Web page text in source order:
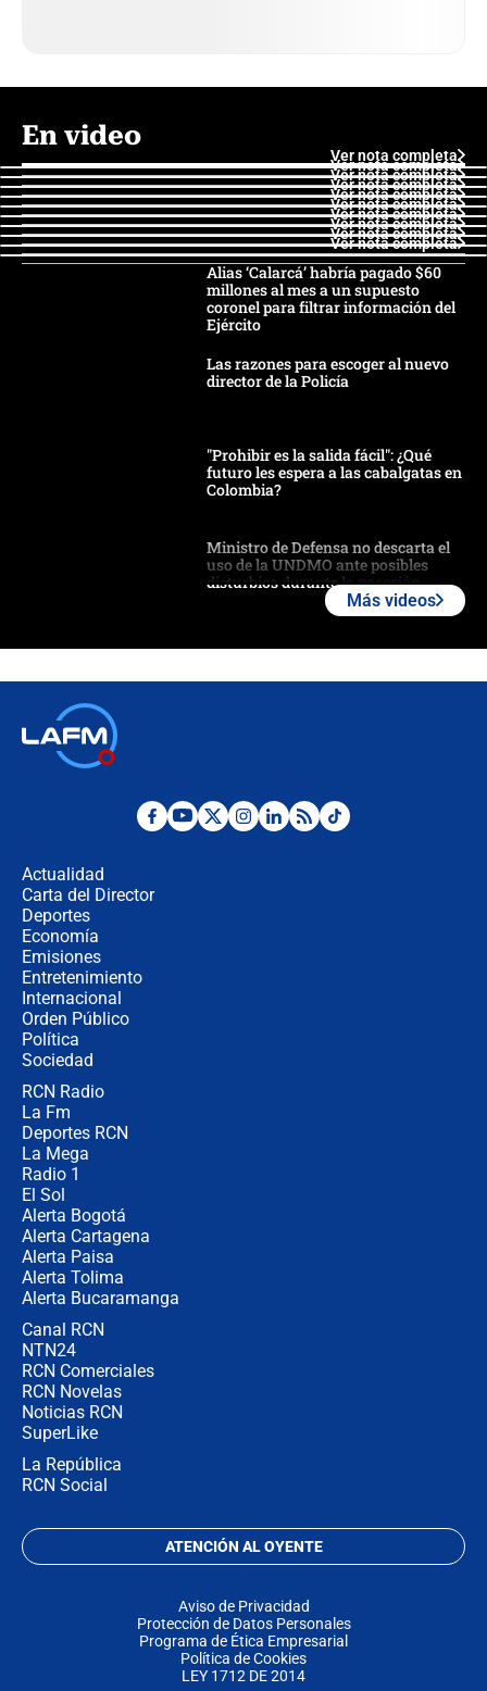
En video
Ver nota completa
Ver nota completa
Ver nota completa
Ver nota completa
Ver nota completa
Ver nota completa
Ver nota completa
Ver nota completa
Ver nota completa
Ver nota completa
Alias ‘Calarcá’ habría pagado $60
millones al mes a un supuesto
coronel para filtrar información del
Ejército
Las razones para escoger al nuevo
director de la Policía
"Prohibir es la salida fácil": ¿Qué
futuro les espera a las cabalgatas en
Colombia?
Ministro de Defensa no descarta el
uso de la UNDMO ante posibles
disturbios durante la posesión
fraude": Auditoría respondió a
Las seis de las 6 con Juan Lozano |
Más videos
Actualidad
Carta del Director
Deportes
Economía
Emisiones
Entretenimiento
Internacional
Orden Público
Política
Sociedad
RCN Radio
La Fm
Deportes RCN
La Mega
Radio 1
El Sol
Alerta Bogotá
Alerta Cartagena
Alerta Paisa
Alerta Tolima
Alerta Bucaramanga
Canal RCN
NTN24
RCN Comerciales
RCN Novelas
Noticias RCN
SuperLike
La República
RCN Social
ATENCIÓN AL OYENTE
Aviso de Privacidad
Protección de Datos Personales
Programa de Ética Empresarial
Política de Cookies
LEY 1712 DE 2014